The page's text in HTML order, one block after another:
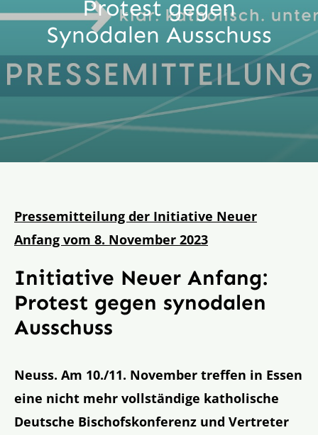
Aktion
Veröffentlichungen
Protest gegen
Synodalen Ausschuss
Pressemitteilung der Initiative Neuer
Anfang vom 8. November 2023
Initiative Neuer Anfang:
Protest gegen synodalen
Ausschuss
Neuss. Am 10./11. November treffen in Essen
eine nicht mehr vollständige katholische
Deutsche Bischofskonferenz und Vertreter